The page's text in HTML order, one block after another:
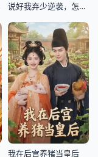
说好我弃少逆袭，怎么变团宠了
我在后宫养猪当皇后